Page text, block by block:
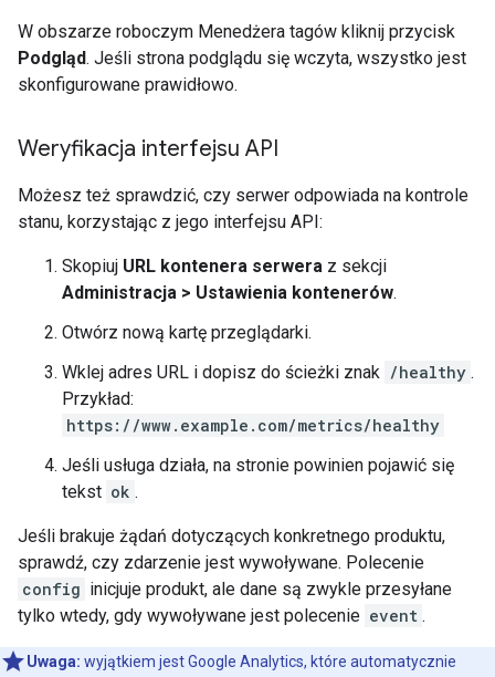
W obszarze roboczym Menedżera tagów kliknij przycisk
Podgląd. Jeśli strona podglądu się wczyta, wszystko jest
skonfigurowane prawidłowo.
Weryfikacja interfejsu API
Możesz też sprawdzić, czy serwer odpowiada na kontrole
stanu, korzystając z jego interfejsu API:
Skopiuj URL kontenera serwera z sekcji
Administracja > Ustawienia kontenerów.
Otwórz nową kartę przeglądarki.
Wklej adres URL i dopisz do ścieżki znak /healthy .
Przykład:
https://www.example.com/metrics/healthy
Jeśli usługa działa, na stronie powinien pojawić się
tekst ok .
Jeśli brakuje żądań dotyczących konkretnego produktu,
sprawdź, czy zdarzenie jest wywoływane. Polecenie
config inicjuje produkt, ale dane są zwykle przesyłane
tylko wtedy, gdy wywoływane jest polecenie event .
Uwaga: wyjątkiem jest Google Analytics, które automatycznie